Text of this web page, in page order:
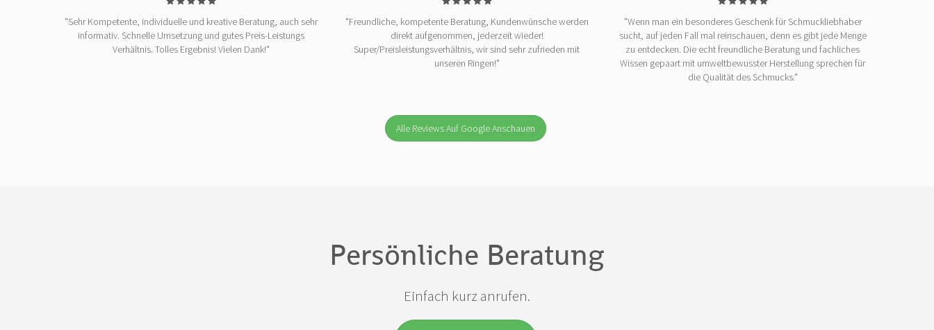
"Sehr Kompetente, individuelle und kreative Beratung, auch sehr
informativ. Schnelle Umsetzung und gutes Preis-Leistungs
Verhältnis. Tolles Ergebnis! Vielen Dank!"
"Freundliche, kompetente Beratung, Kundenwünsche werden
direkt aufgenommen, jederzeit wieder!
Super/Preisleistungsverhältnis, wir sind sehr zufrieden mit
unseren Ringen!"
"Wenn man ein besonderes Geschenk für Schmuckliebhaber
sucht, auf jeden Fall mal reinschauen, denn es gibt jede Menge
zu entdecken. Die echt freundliche Beratung und fachliches
Wissen gepaart mit umweltbewusster Herstellung sprechen für
die Qualität des Schmucks."
Alle Reviews Auf Google Anschauen
Persönliche Beratung
Einfach kurz anrufen.